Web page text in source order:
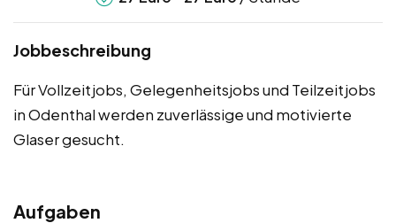
Jobbeschreibung
Für Vollzeitjobs, Gelegenheitsjobs und Teilzeitjobs
in Odenthal werden zuverlässige und motivierte
Glaser gesucht.
Aufgaben